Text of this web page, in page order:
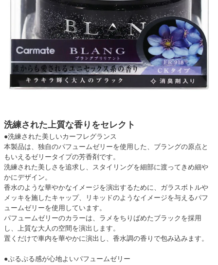
洗練された上質な香りをセレクト
●洗練された美しいカーフレグランス
本製品は、独自のパフュームゼリーを使用した、ブラングの原点と
もいえるゼリータイプの芳香剤です。
洗練された美しさを追求し、スタイリングを細部に渡ってきめ細や
かにデザイン。
香水のような華やかなイメージを演出するために、ガラスボトルや
メッキを施したキャップ、リキッドのようなイメージを与えるパフ
ュームゼリーを使用しています。
パフュームゼリーのカラーは、ラメをちりばめたブラックを採用
し、上質な大人の空間を演出します。
置くだけで車内を華やかに演出し、香水調の香りで包み込みます。
●ぷるぷる感が心地よいパフュームゼリー